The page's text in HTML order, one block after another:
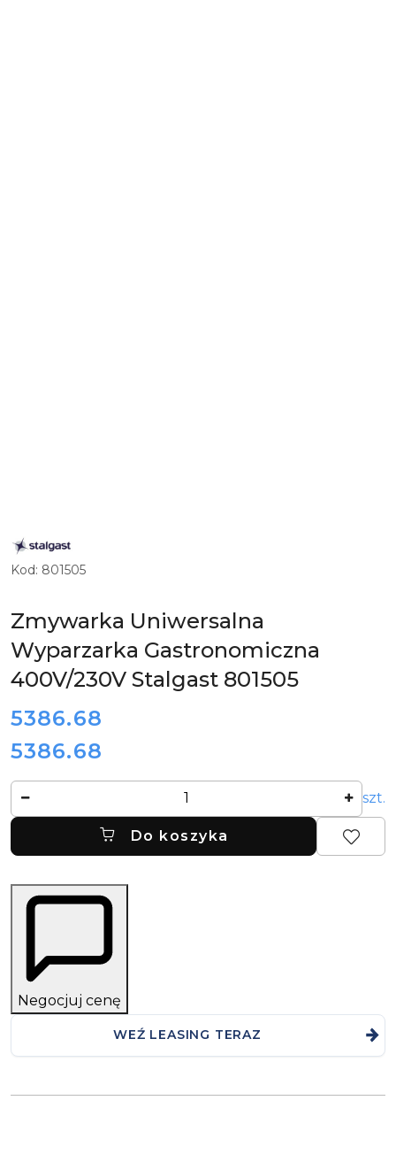
ZOBACZ
PRODUKTY
MARKI
STALGAST
Kod: 801505
Zmywarka Uniwersalna
Wyparzarka Gastronomiczna
400V/230V Stalgast 801505
cena:
5386.68
Cena:
5386.68
szt.
Do koszyka
Negocjuj cenę
WEŹ LEASING TERAZ